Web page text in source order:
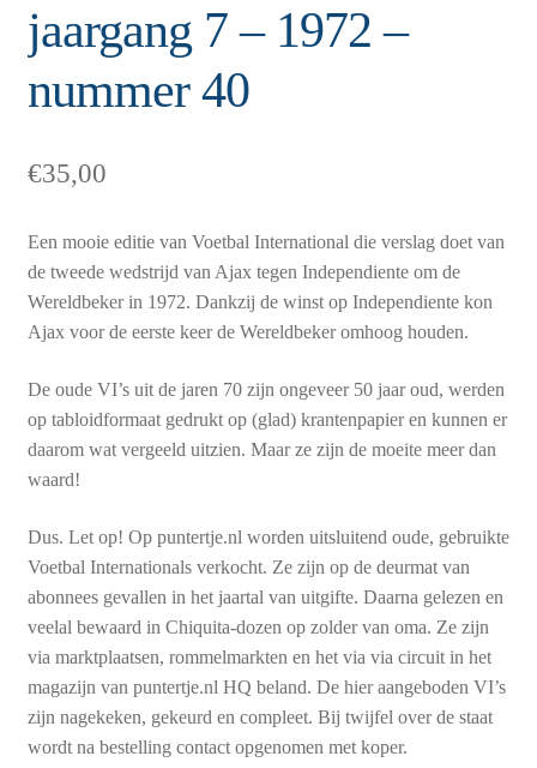
jaargang 7 – 1972 –
nummer 40
€35,00
Een mooie editie van Voetbal International die verslag doet van
de tweede wedstrijd van Ajax tegen Independiente om de
Wereldbeker in 1972. Dankzij de winst op Independiente kon
Ajax voor de eerste keer de Wereldbeker omhoog houden.
De oude VI’s uit de jaren 70 zijn ongeveer 50 jaar oud, werden
op tabloidformaat gedrukt op (glad) krantenpapier en kunnen er
daarom wat vergeeld uitzien. Maar ze zijn de moeite meer dan
waard!
Dus. Let op! Op puntertje.nl worden uitsluitend oude, gebruikte
Voetbal Internationals verkocht. Ze zijn op de deurmat van
abonnees gevallen in het jaartal van uitgifte. Daarna gelezen en
veelal bewaard in Chiquita-dozen op zolder van oma. Ze zijn
via marktplaatsen, rommelmarkten en het via via circuit in het
magazijn van puntertje.nl HQ beland. De hier aangeboden VI’s
zijn nagekeken, gekeurd en compleet. Bij twijfel over de staat
wordt na bestelling contact opgenomen met koper.